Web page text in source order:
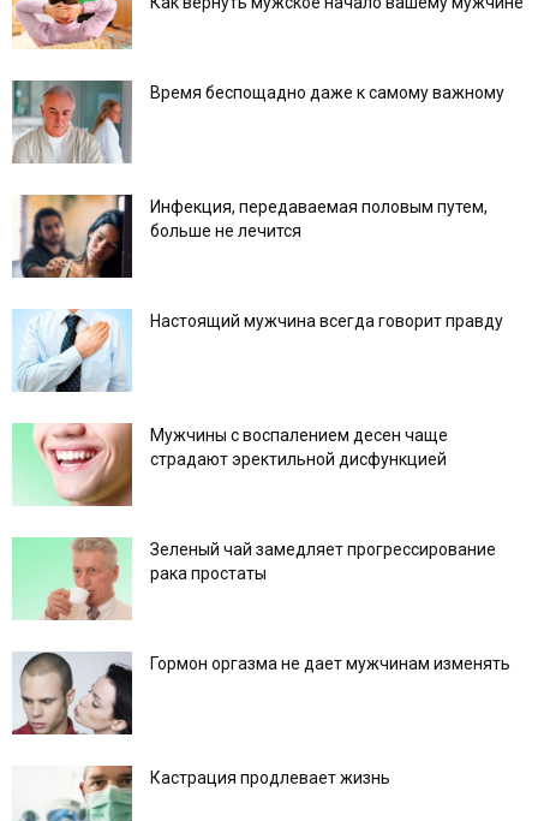
Время беспощадно даже к самому важному
Инфекция, передаваемая половым путем,
больше не лечится
Настоящий мужчина всегда говорит правду
Мужчины с воспалением десен чаще
страдают эректильной дисфункцией
Зеленый чай замедляет прогрессирование
рака простаты
Гормон оргазма не дает мужчинам изменять
Кастрация продлевает жизнь